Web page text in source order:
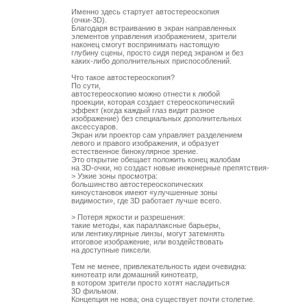
Именно здесь стартует автостереоскопия
(очки-3D).
Благодаря встраиванию в экран направленных
элементов управления изображением, зрители
наконец смогут воспринимать настоящую
глубину сцены, просто сидя перед экраном и без
каких-либо дополнительных приспособлений.
Что такое автостереоскопия?
По сути,
автостереоскопию можно отнести к любой
проекции, которая создает стереоскопический
эффект (когда каждый глаз видит разное
изображение) без специальных дополнительных
аксессуаров.
Экран или проектор сам управляет разделением
левого и правого изображения, и образует
естественное бинокулярное зрение.
Это открытие обещает положить конец жалобам
на 3D-очки, но создаст новые инженерные препятствия-
> Узкие зоны просмотра:
большинство автостереоскопических
киноустановок имеют «улучшенные зоны
видимости», где 3D работает лучше всего.
> Потеря яркости и разрешения:
такие методы, как параллаксные барьеры,
или лентикулярные линзы, могут затемнять
итоговое изображение, или воздействовать
на доступные пиксели.
Тем не менее, привлекательность идеи очевидна:
кинотеатр или домашний кинотеатр,
в котором зрители просто хотят насладиться
3D фильмом.
Концепция не нова; она существует почти столетие.